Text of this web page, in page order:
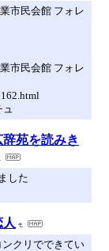
市民会館 フォレ
市民会館 フォレ
苑を読みき
した
人
クリでできてい